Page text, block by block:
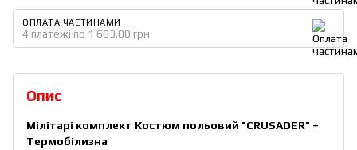
ОПЛАТА ЧАСТИНАМИ
4 платежі по 1 683.00 грн
Опис
Мілітарі комплект Костюм польовий "CRUSADER" +
Термобілизна